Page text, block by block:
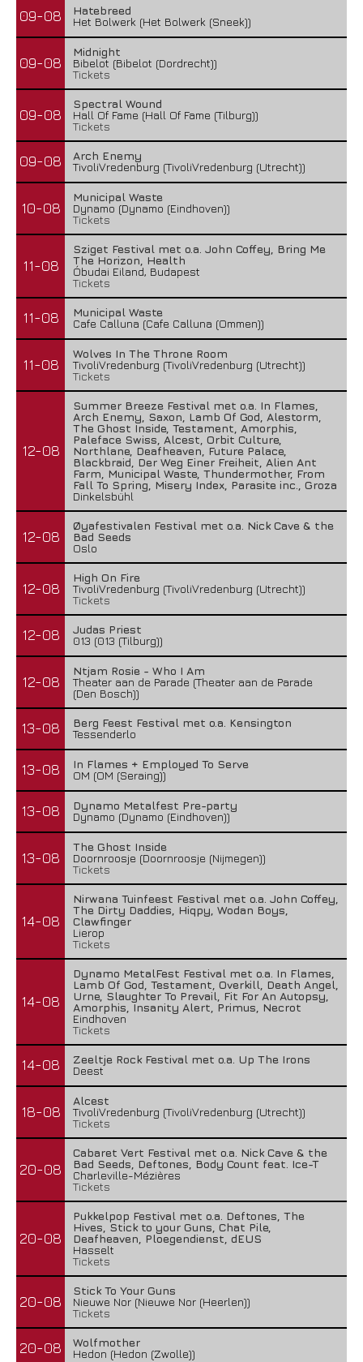
09-08
Hatebreed
Het Bolwerk (Het Bolwerk (Sneek))
09-08
Midnight
Bibelot (Bibelot (Dordrecht))
Tickets
09-08
Spectral Wound
Hall Of Fame (Hall Of Fame (Tilburg))
Tickets
09-08
Arch Enemy
TivoliVredenburg (TivoliVredenburg (Utrecht))
10-08
Municipal Waste
Dynamo (Dynamo (Eindhoven))
Tickets
11-08
Sziget Festival met o.a. John Coffey, Bring Me
The Horizon, Health
Óbudai Eiland, Budapest
Tickets
11-08
Municipal Waste
Cafe Calluna (Cafe Calluna (Ommen))
11-08
Wolves In The Throne Room
TivoliVredenburg (TivoliVredenburg (Utrecht))
Tickets
12-08
Summer Breeze Festival met o.a. In Flames,
Arch Enemy, Saxon, Lamb Of God, Alestorm,
The Ghost Inside, Testament, Amorphis,
Paleface Swiss, Alcest, Orbit Culture,
Northlane, Deafheaven, Future Palace,
Blackbraid, Der Weg Einer Freiheit, Alien Ant
Farm, Municipal Waste, Thundermother, From
Fall To Spring, Misery Index, Parasite inc., Groza
Dinkelsbühl
12-08
Øyafestivalen Festival met o.a. Nick Cave & the
Bad Seeds
Oslo
12-08
High On Fire
TivoliVredenburg (TivoliVredenburg (Utrecht))
Tickets
12-08
Judas Priest
013 (013 (Tilburg))
12-08
Ntjam Rosie - Who I Am
Theater aan de Parade (Theater aan de Parade
(Den Bosch))
13-08
Berg Feest Festival met o.a. Kensington
Tessenderlo
13-08
In Flames + Employed To Serve
OM (OM (Seraing))
13-08
Dynamo Metalfest Pre-party
Dynamo (Dynamo (Eindhoven))
13-08
The Ghost Inside
Doornroosje (Doornroosje (Nijmegen))
Tickets
14-08
Nirwana Tuinfeest Festival met o.a. John Coffey,
The Dirty Daddies, Hiqpy, Wodan Boys,
Clawfinger
Lierop
Tickets
14-08
Dynamo MetalFest Festival met o.a. In Flames,
Lamb Of God, Testament, Overkill, Death Angel,
Urne, Slaughter To Prevail, Fit For An Autopsy,
Amorphis, Insanity Alert, Primus, Necrot
Eindhoven
Tickets
14-08
Zeeltje Rock Festival met o.a. Up The Irons
Deest
18-08
Alcest
TivoliVredenburg (TivoliVredenburg (Utrecht))
Tickets
20-08
Cabaret Vert Festival met o.a. Nick Cave & the
Bad Seeds, Deftones, Body Count feat. Ice-T
Charleville-Mézières
Tickets
20-08
Pukkelpop Festival met o.a. Deftones, The
Hives, Stick to your Guns, Chat Pile,
Deafheaven, Ploegendienst, dEUS
Hasselt
Tickets
20-08
Stick To Your Guns
Nieuwe Nor (Nieuwe Nor (Heerlen))
Tickets
20-08
Wolfmother
Hedon (Hedon (Zwolle))